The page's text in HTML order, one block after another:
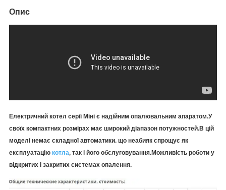
Опис
Електричний котел серії Міні є надійним опалювальним апаратом.У
своїх компактних розмірах має широкий діапазон потужностей.В цій
моделі немає складної автоматики. що неабияк спрощує як
експлуатацію котла, так і його обслуговування.Можливість роботи у
відкритих і закритих системах опалення.